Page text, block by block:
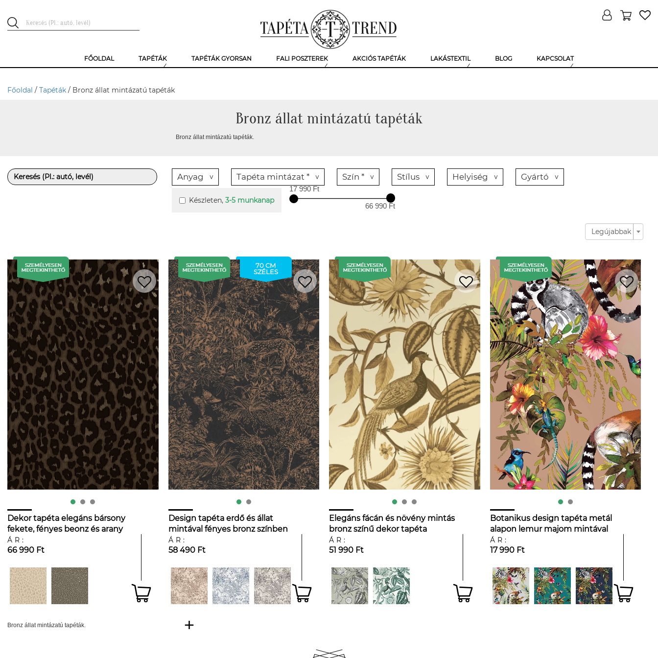
FŐOLDAL TAPÉTÁK TAPÉTÁK GYORSAN FALI POSZTEREK AKCIÓS TAPÉTÁK LAKÁSTEXTIL BLOG KAPCSOLAT
Főoldal / Tapéták / Bronz állat mintázatú tapéták
Bronz állat mintázatú tapéták
Bronz állat mintázatú tapéták.
Anyag Tapéta mintázat * Szín * Stílus Helyiség Gyártó
Készleten, 3-5 munkanap
17 990 Ft
66 990 Ft
Legújabbak
Dekor tapéta elegáns bársony
fekete, fényes beonz és arany
leopárd mintával
ÁR:
66 990 Ft
70 CM
SZÉLES
Design tapéta erdő és állat
mintával fényes bronz színben
ÁR:
58 490 Ft
Elegáns fácán és növény mintás
bronz színű dekor tapéta
ÁR:
51 990 Ft
Botanikus design tapéta metál
alapon lemur majom mintával
ÁR:
17 990 Ft
Bronz állat mintázatú tapéták.